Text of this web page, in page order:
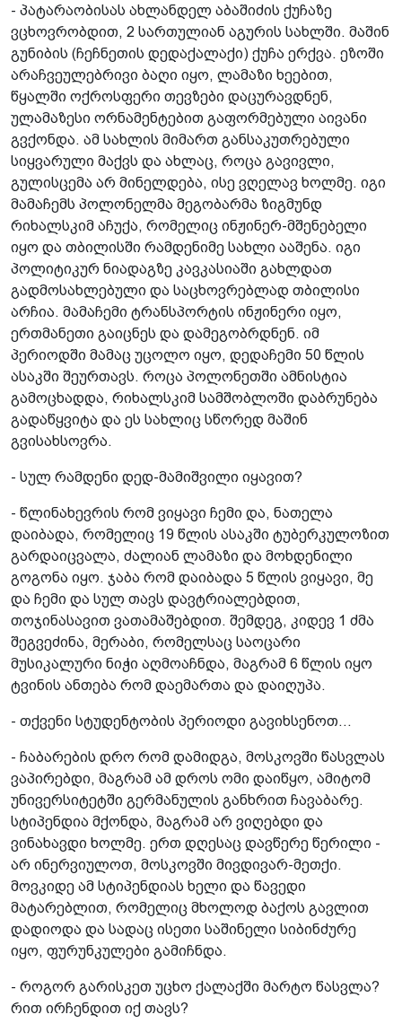
- პატარაობისას ახლანდელ აბაშიძის ქუჩაზე
ვცხოვრობდით, 2 სართულიან აგურის სახლში. მაშინ
გუნიბის (ჩეჩნეთის დედაქალაქი) ქუჩა ერქვა. ეზოში
არაჩვეულებრივი ბაღი იყო, ლამაზი ხეებით,
წყალში ოქროსფერი თევზები დაცურავდნენ,
ულამაზესი ორნამენტებით გაფორმებული აივანი
გვქონდა. ამ სახლის მიმართ განსაკუთრებული
სიყვარული მაქვს და ახლაც, როცა გავივლი,
გულისცემა არ მინელდება, ისე ვღელავ ხოლმე. იგი
მამაჩემს პოლონელმა მეგობარმა ზიგმუნდ
რიხალსკიმ აჩუქა, რომელიც ინჟინერ-მშენებელი
იყო და თბილისში რამდენიმე სახლი ააშენა. იგი
პოლიტიკურ ნიადაგზე კავკასიაში გახლდათ
გადმოსახლებული და საცხოვრებლად თბილისი
არჩია. მამაჩემი ტრანსპორტის ინჟინერი იყო,
ერთმანეთი გაიცნეს და დამეგობრდნენ. იმ
პერიოდში მამაც უცოლო იყო, დედაჩემი 50 წლის
ასაკში შეურთავს. როცა პოლონეთში ამნისტია
გამოცხადდა, რიხალსკიმ სამშობლოში დაბრუნება
გადაწყვიტა და ეს სახლიც სწორედ მაშინ
გვისახსოვრა.
- სულ რამდენი დედ-მამიშვილი იყავით?
- წლინახევრის რომ ვიყავი ჩემი და, ნათელა
დაიბადა, რომელიც 19 წლის ასაკში ტუბერკულოზით
გარდაიცვალა, ძალიან ლამაზი და მოხდენილი
გოგონა იყო. ჯაბა რომ დაიბადა 5 წლის ვიყავი, მე
და ჩემი და სულ თავს დავტრიალებდით,
თოჯინასავით ვათამაშებდით. შემდეგ, კიდევ 1 ძმა
შეგვეძინა, მერაბი, რომელსაც საოცარი
მუსიკალური ნიჭი აღმოაჩნდა, მაგრამ 6 წლის იყო
ტვინის ანთება რომ დაემართა და დაიღუპა.
- თქვენი სტუდენტობის პერიოდი გავიხსენოთ...
- ჩაბარების დრო რომ დამიდგა, მოსკოვში წასვლას
ვაპირებდი, მაგრამ ამ დროს ომი დაიწყო, ამიტომ
უნივერსიტეტში გერმანულის განხრით ჩავაბარე.
სტიპენდია მქონდა, მაგრამ არ ვიღებდი და
ვინახავდი ხოლმე. ერთ დღესაც დავწერე წერილი -
არ ინერვიულოთ, მოსკოვში მივდივარ-მეთქი.
მოვკიდე ამ სტიპენდიას ხელი და წავედი
მატარებლით, რომელიც მხოლოდ ბაქოს გავლით
დადიოდა და სადაც ისეთი საშინელი სიბინძურე
იყო, ფურუნკულები გამიჩნდა.
- როგორ გარისკეთ უცხო ქალაქში მარტო წასვლა?
რით ირჩენდით იქ თავს?